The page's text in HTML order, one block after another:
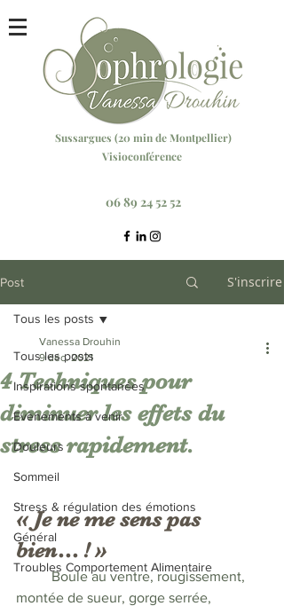
Sussargues (20 minde Montpellier)
Visioconférence
06 89 24 52 52
Post S'inscrire
Tous les posts
Inspirations spontanées
Evènements à venir
Douleurs
Sommeil
Stress & régulation des émotions
Général
Troubles Comportement Alimentaire
Tous les posts
4 Techniques pour
diminuer les effets du
stress rapidement.
Vanessa Drouhin
9 déc. 2021
« Je ne me sens pas
bien… ! »
	Boule au ventre, rougissement,
montée de sueur, gorge serrée,